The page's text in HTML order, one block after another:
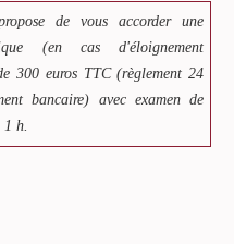
de vous accorder une
(en cas d'éloignement
300 euros TTC (règlement 24
bancaire) avec examen de
1 h.